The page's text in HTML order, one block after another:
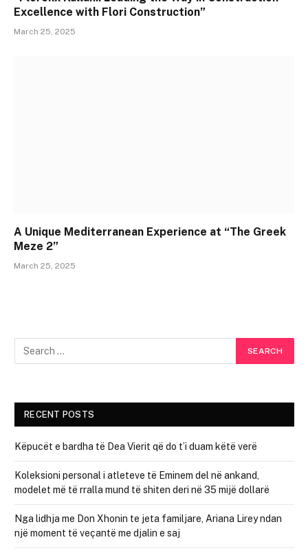
Excellence with Flori Construction”
March 25, 2025
A Unique Mediterranean Experience at “The Greek
Meze 2”
March 25, 2025
RECENT POSTS
Këpucët e bardha të Dea Vierit që do t’i duam këtë verë
Koleksioni personal i atleteve të Eminem del në ankand,
modelet më të rralla mund të shiten deri në 35 mijë dollarë
Nga lidhja me Don Xhonin te jeta familjare, Ariana Lirey ndan
një moment të veçantë me djalin e saj